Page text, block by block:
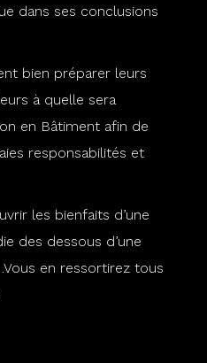
dans ses conclusions
bien préparer leurs
à quelle sera
en Bâtiment afin de
responsabilités et
les bienfaits d’une
des dessous d’une
en ressortirez tous